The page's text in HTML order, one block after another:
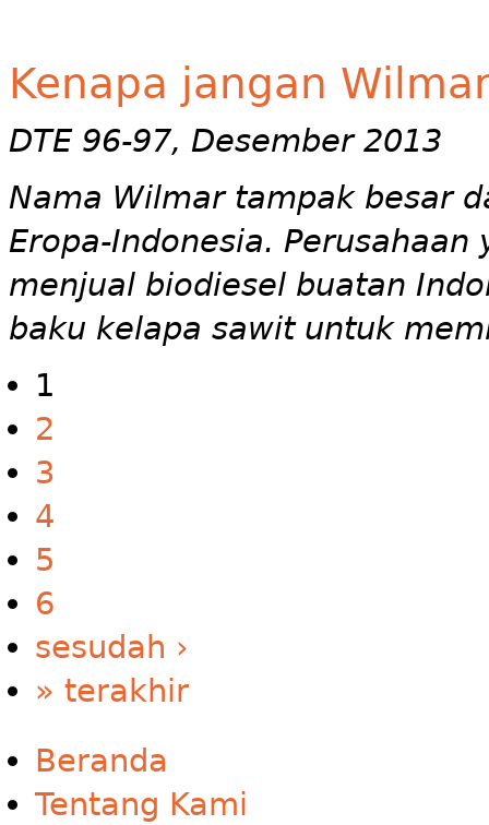
Kenapa jangan
DTE 96-97, Desember 2013
Nama Wilmar tampak besar
Eropa-Indonesia.
menjual biodiesel buatan
baku kelapa sawit untuk
1
2
3
4
5
6
sesudah ›
» terakhir
Beranda
Tentang Kami